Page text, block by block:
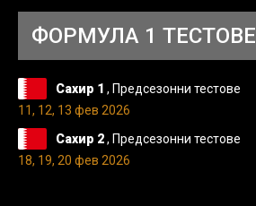
ФОРМУЛА 1 ТЕСТОВЕ
Сахир 1 , Предсезонни тестове
11, 12, 13 фев 2026
Сахир 2, Предсезонни тестове
18, 19, 20 фев 2026